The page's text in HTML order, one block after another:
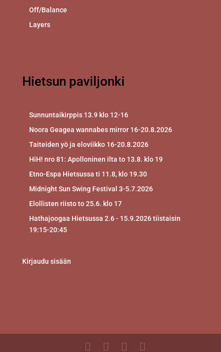
Off/Balance
Layers
Hietsun paviljonki
Sunnuntaikirppis 13.9 klo 12-16
Noora Geagea wannabes mirror 16-20.8.2026
Taiteiden yö ja eloviikko 16-20.8.2026
HiH! nro 81: Apolloninen ilta to 13.8. klo 19
Etno-Espa Hietsussa ti 11.8, klo 19.30
Midnight Sun Swing Festival 3-5.7.2026
Elollisten riisto to 25.6. klo 17
Hathajoogaa Hietsussa 2.6 - 15.9.2026 tiistaisin
19:15-20:45
Kirjaudu sisään